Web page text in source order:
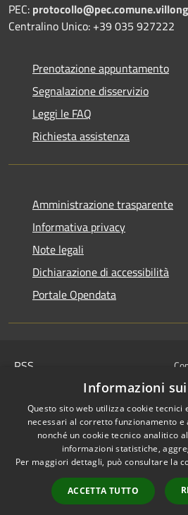
PEC:
Centralino Unico: +39 035 927222
Prenotazione appuntamento
Segnalazione disservizio
Leggi le FAQ
Richiesta assistenza
Amministrazione trasparente
Informativa privacy
Note legali
Dichiarazione di accessibilità
Portale Opendata
RSS
Cookie
Mappa del sito
IBAN COMUNALI: per i cittadini
IT48Z0851453760000000120312
IT32I0100004306TU0000005820
Informazioni
Questo sito web utilizza cookie
necessari al corretto funzionamento e
nonché un cookie tecnico analitico
informazioni statistiche,
Per maggiori dettagli, può consultare la
ACCETTA TUTTO